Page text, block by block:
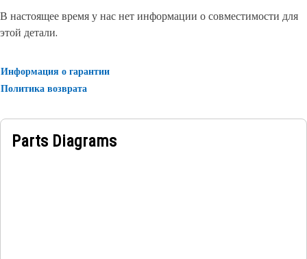
В настоящее время у нас нет информации о совместимости для
этой детали.
Информация о гарантии
Политика возврата
Parts Diagrams